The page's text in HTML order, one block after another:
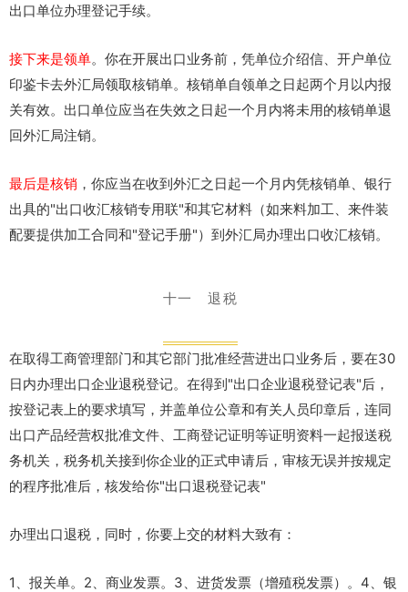
出口单位办理登记手续。
接下来是领单。你在开展出口业务前，凭单位介绍信、开户单位
印鉴卡去外汇局领取核销单。核销单自领单之日起两个月以内报
关有效。出口单位应当在失效之日起一个月内将未用的核销单退
回外汇局注销。
最后是核销 ，你应当在收到外汇之日起一个月内凭核销单、银行
出具的"出口收汇核销专用联"和其它材料（如来料加工、来件装
配要提供加工合同和"登记手册"）到外汇局办理出口收汇核销。
十一 退税
在取得工商管理部门和其它部门批准经营进出口业务后，要在30
日内办理出口企业退税登记。在得到"出口企业退税登记表"后，
按登记表上的要求填写，并盖单位公章和有关人员印章后，连同
出口产品经营权批准文件、工商登记证明等证明资料一起报送税
务机关，税务机关接到你企业的正式申请后，审核无误并按规定
的程序批准后，核发给你"出口退税登记表"
办理出口退税，同时，你要上交的材料大致有：
1、报关单。2、商业发票。3、进货发票（增殖税发票）。4、银